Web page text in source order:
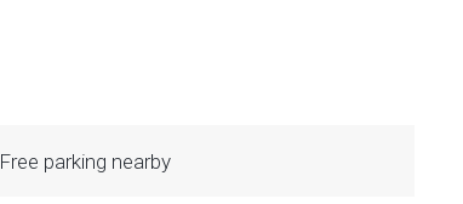
Free parking nearby